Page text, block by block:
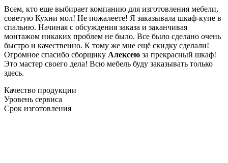
Всем, кто еще выбирает компанию для изготовления мебели,
советую Кухни мол! Не пожалеете! Я заказывала шкаф-купе в
спальню. Начиная с обсуждения заказа и заканчивая
монтажом никаких проблем не было. Все было сделано очень
быстро и качественно. К тому же мне ещё скидку сделали!
Огромное спасибо сборщику Алексею за прекрасный шкаф!
Это мастер своего дела! Всю мебель буду заказывать только
здесь.
Качество продукции
Уровень сервиса
Срок изготовления